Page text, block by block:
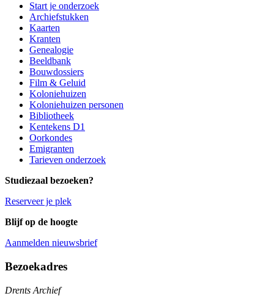
Start je onderzoek
Archiefstukken
Kaarten
Kranten
Genealogie
Beeldbank
Bouwdossiers
Film & Geluid
Koloniehuizen
Koloniehuizen personen
Bibliotheek
Kentekens D1
Oorkondes
Emigranten
Tarieven onderzoek
Studiezaal bezoeken?
Reserveer je plek
Blijf op de hoogte
Aanmelden nieuwsbrief
Algemene informatie
Bezoekadres
Drents Archief